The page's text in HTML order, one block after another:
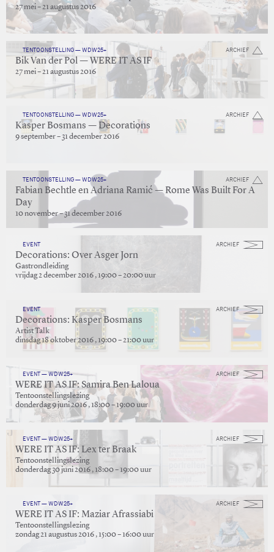
27 mei – 21 augustus 2016
ARCHIEF
TENTOONSTELLING — WDW25+
Bik Van der Pol — WERE IT AS IF
27 mei – 21 augustus 2016
ARCHIEF
TENTOONSTELLING — WDW25+
Kasper Bosmans — Decorations
9 september – 31 december 2016
ARCHIEF
TENTOONSTELLING — WDW25+
Fabian Bechtle en Adriana Ramić — Rome Was Built For A
Day
10 november – 31 december 2016
ARCHIEF
EVENT
Decorations: Over Asger Jorn
Gastrondleiding
vrijdag 2 december 2016 , 19:00 – 20:00 uur
ARCHIEF
EVENT
Decorations: Kasper Bosmans
Artist Talk
dinsdag 18 oktober 2016 , 19:00 – 21:00 uur
ARCHIEF
EVENT — WDW25+
WERE IT AS IF: Samira Ben Laloua
Tentoonstellingslezing
donderdag 9 juni 2016 , 18:00 – 19:00 uur
ARCHIEF
EVENT — WDW25+
WERE IT AS IF: Lex ter Braak
Tentoonstellingslezing
donderdag 30 juni 2016 , 18:00 – 19:00 uur
ARCHIEF
EVENT — WDW25+
WERE IT AS IF: Maziar Afrassiabi
Tentoonstellingslezing
zondag 21 augustus 2016 , 15:00 – 16:00 uur